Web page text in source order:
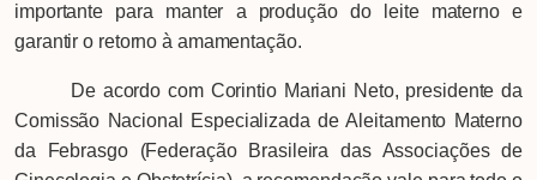
importante para manter a produção do leite materno e
garantir o retorno à amamentação.
De acordo com Corintio Mariani Neto, presidente da
Comissão Nacional Especializada de Aleitamento Materno
da Febrasgo (Federação Brasileira das Associações de